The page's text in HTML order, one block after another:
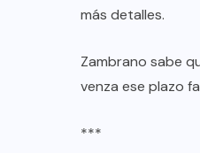
más detalles.
Zambrano sabe
venza ese plazo
***